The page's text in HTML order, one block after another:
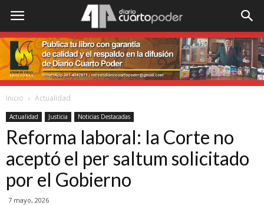
Inicio Actualidad
Actualidad Justicia Noticias Destacadas
Reforma laboral: la Corte no
aceptó el per saltum solicitado
por el Gobierno
7 mayo, 2026